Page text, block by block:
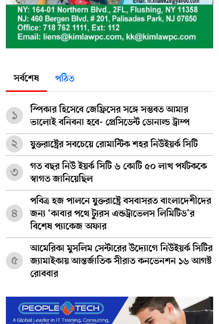
সর্বশেষ পঠিত
১
স্পিকার হিসেবে জেফ্রিসের সঙ্গে সম্ভবত আমার
ভালোই বনিবনা হবে- প্রেসিডেন্ট ডোনাল্ড ট্রাম্প
২ যুক্তরাষ্ট্রের সবচেয়ে রোমান্টিক শহর নিউইয়র্ক সিটি
৩
গত বছর নিউ ইয়র্ক সিটি ৬ কোটি ৫০ লাখ পর্যটককে
স্বাগত জানিয়েছিল
৪
পবিত্র হজ পালনে যুক্তরাষ্ট্রে বসবাসরত বাংলাদেশীদের
জন্য ‘কাবার পথে ট্যুরস এন্ডট্রাভেলস লিমিটিড’র
বিশেষ প্যাকেজ অফার
৫
আমেরিকা মুসলিম সেন্টারের উদ্যোগে নিউইয়র্ক সিটির
জ্যামাইকায় আন্তর্জাতিক সীরাত কনভেনশন ১৬ আগষ্ট
রোববার